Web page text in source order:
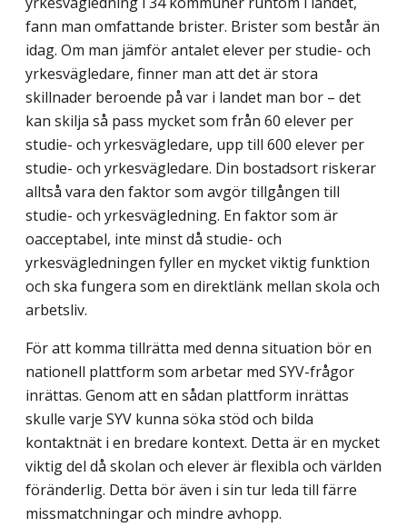
fann man omfattande brister. Brister som består än
idag. Om man jämför antalet elever per studie- och
yrkesvägledare, finner man att det är stora
skillnader beroende på var i landet man bor – det
kan skilja så pass mycket som från 60 elever per
studie- och yrkesvägledare, upp till 600 elever per
studie- och yrkesvägledare. Din bostadsort riskerar
alltså vara den faktor som avgör tillgången till
studie- och yrkesvägledning. En faktor som är
oacceptabel, inte minst då studie- och
yrkesvägledningen fyller en mycket viktig funktion
och ska fungera som en direktlänk mellan skola och
arbetsliv.
För att komma tillrätta med denna situation bör en
nationell plattform som arbetar med SYV-frågor
inrättas. Genom att en sådan plattform inrättas
skulle varje SYV kunna söka stöd och bilda
kontaktnät i en bredare kontext. Detta är en mycket
viktig del då skolan och elever är flexibla och världen
föränderlig. Detta bör även i sin tur leda till färre
missmatchningar och mindre avhopp.